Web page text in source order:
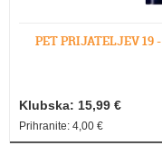
PET PRIJATELJEV 19
Klubska: 15,99 €
Prihranite: 4,00 €